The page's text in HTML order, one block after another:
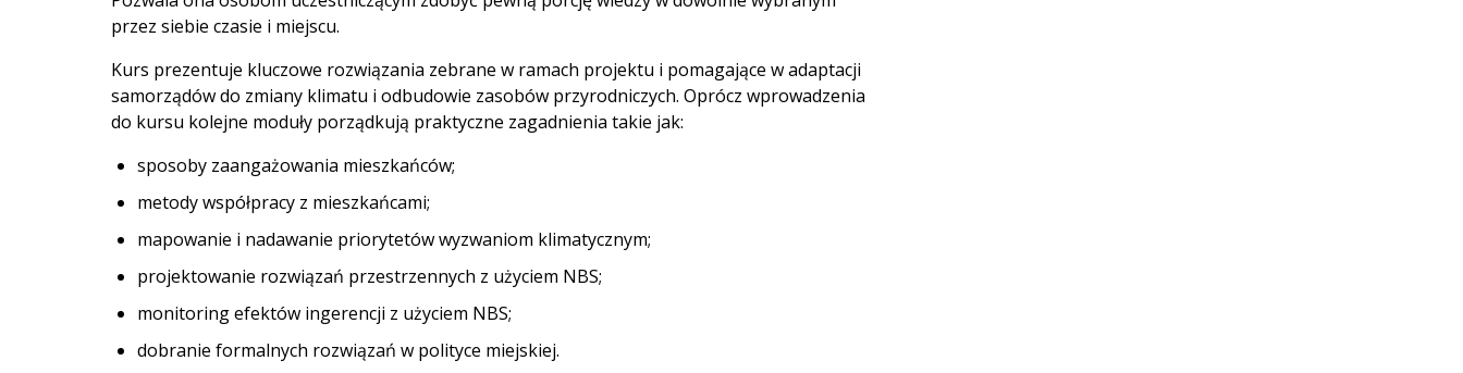
przez siebie czasie i miejscu.
Kurs prezentuje kluczowe rozwiązania zebrane w ramach projektu i pomagające w adaptacji
samorządów do zmiany klimatu i odbudowie zasobów przyrodniczych. Oprócz wprowadzenia
do kursu kolejne moduły porządkują praktyczne zagadnienia takie jak:
sposoby zaangażowania mieszkańców;
metody współpracy z mieszkańcami;
mapowanie i nadawanie priorytetów wyzwaniom klimatycznym;
projektowanie rozwiązań przestrzennych z użyciem NBS;
monitoring efektów ingerencji z użyciem NBS;
dobranie formalnych rozwiązań w polityce miejskiej.